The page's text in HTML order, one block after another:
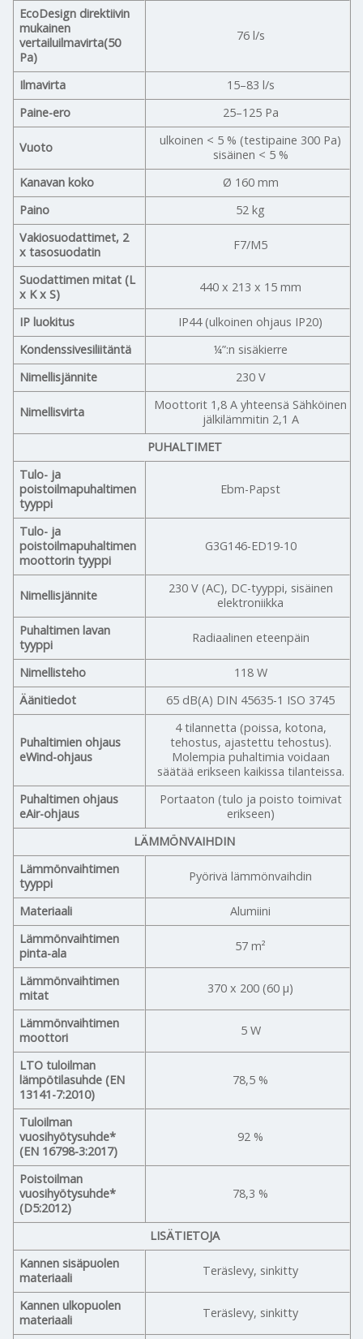
EcoDesign direktiivin
mukainen
vertailuilmavirta(50
Pa)
76 l/s
Ilmavirta
15–83 l/s
Paine-ero
25–125 Pa
Vuoto
ulkoinen < 5 % (testipaine 300 Pa)
sisäinen < 5 %
Kanavan koko
Ø 160 mm
Paino
52 kg
Vakiosuodattimet, 2
x tasosuodatin
F7/M5
Suodattimen mitat (L
x K x S)
440 x 213 x 15 mm
IP luokitus
IP44 (ulkoinen ohjaus IP20)
Kondenssivesiliitäntä
¼”:n sisäkierre
Nimellisjännite
230 V
Nimellisvirta
Moottorit 1,8 A yhteensä Sähköinen
jälkilämmitin 2,1 A
PUHALTIMET
Tulo- ja
poistoilmapuhaltimen
tyyppi
Ebm-Papst
Tulo- ja
poistoilmapuhaltimen
moottorin tyyppi
G3G146-ED19-10
Nimellisjännite
230 V (AC), DC-tyyppi, sisäinen
elektroniikka
Puhaltimen lavan
tyyppi
Radiaalinen eteenpäin
Nimellisteho
118 W
Äänitiedot
65 dB(A) DIN 45635-1 ISO 3745
Puhaltimien ohjaus
eWind-ohjaus
4 tilannetta (poissa, kotona,
tehostus, ajastettu tehostus).
Molempia puhaltimia voidaan
säätää erikseen kaikissa tilanteissa.
Puhaltimen ohjaus
eAir-ohjaus
Portaaton (tulo ja poisto toimivat
erikseen)
LÄMMÖNVAIHDIN
Lämmönvaihtimen
tyyppi
Pyörivä lämmönvaihdin
Materiaali
Alumiini
Lämmönvaihtimen
pinta-ala
57 m²
Lämmönvaihtimen
mitat
370 x 200 (60 μ)
Lämmönvaihtimen
moottori
5 W
LTO tuloilman
lämpötilasuhde (EN
13141-7:2010)
78,5 %
Tuloilman
vuosihyötysuhde*
(EN 16798-3:2017)
92 %
Poistoilman
vuosihyötysuhde*
(D5:2012)
78,3 %
LISÄTIETOJA
Kannen sisäpuolen
materiaali
Teräslevy, sinkitty
Kannen ulkopuolen
materiaali
Teräslevy, sinkitty